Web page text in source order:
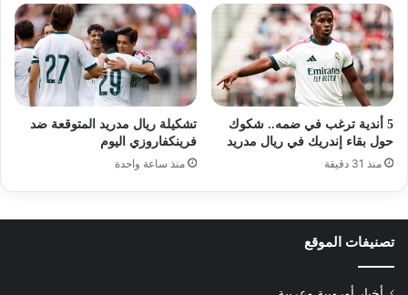
5 أندية ترغب في ضمه.. شكوك
حول بقاء إندريك في ريال مدريد
منذ 31 دقيقة
تشكيلة ريال مدريد المتوقعة ضد
فرينكفاروزي اليوم
منذ ساعة واحدة
تصنيفات الموقع